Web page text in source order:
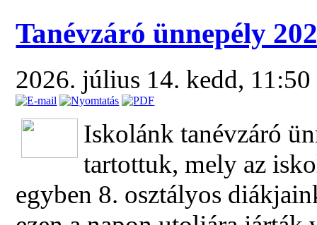
Tanévzáró ünnepély
2026. július 14. kedd, 11:50
Iskolánk tanévzáró
tartottuk, mely az
egyben 8. osztályos